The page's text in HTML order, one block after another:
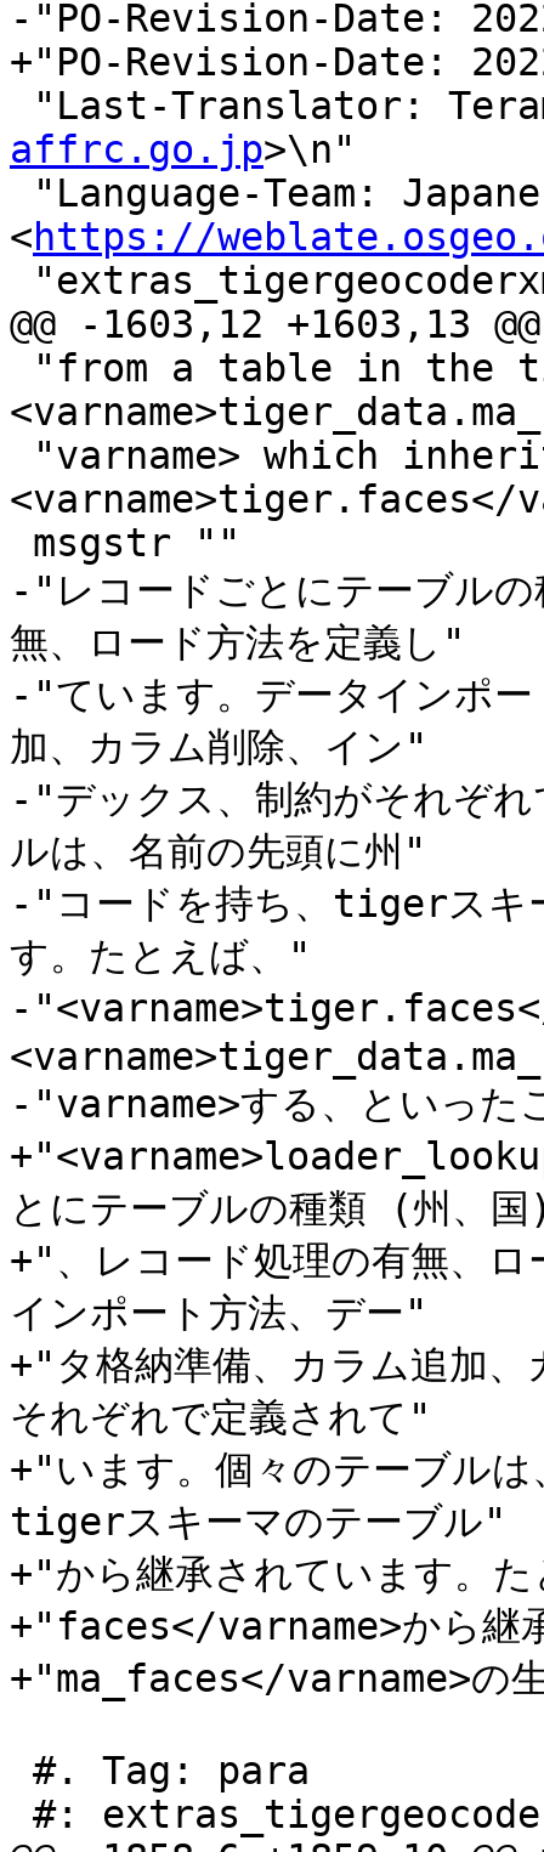
-"PO-Revision-Date:
+"PO-Revision-Date:
"Last-Translator:
affrc.go.jp>\n"
<https://
@@ -1603,12 +1603,13
<varname>tiger.faces</
-"レコードごとにテーブル
無、ロード方法を定義し"
-"ています。データインポー
加、カラム削除、イン"
-"デックス、制約がそれぞ
ルは、名前の先頭に州"
-"コードを持ち、tigerスキ
す。たとえば、"
-"<varname>tiger.faces</
-"varname>する、といった
とにテーブルの種類 (州、
+"、レコード処理の有無、
インポート方法、デー"
+"タ格納準備、カラム追加
それぞれで定義されて"
+"います。個々のテーブル
tigerスキーマのテーブル"
+"から継承されています。
+"faces</varname>から
+"ma_faces</varname>の